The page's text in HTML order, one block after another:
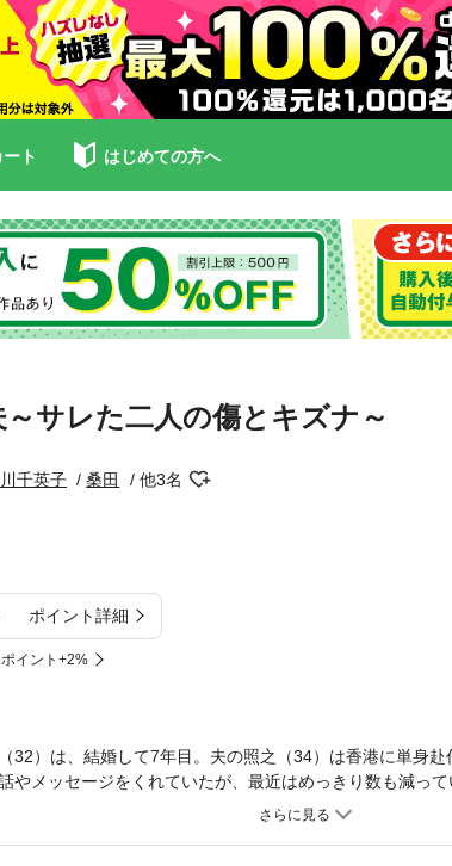
ート はじめての方へ
サレた二人の傷とキズナ～
千英子 桑田 他3名
ポイント詳細
イント+2%
32）は、結婚して7年目。夫の照之（34）は香港に単身
やメッセージをくれていたが、最近はめっきり数も減っ
供を…」という話をしても、「疲れてるから」と断られ